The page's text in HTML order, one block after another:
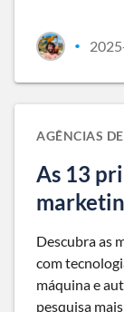
•
AGÊNCIAS
As 13
Descubra as
com
máquina e
pesquisa